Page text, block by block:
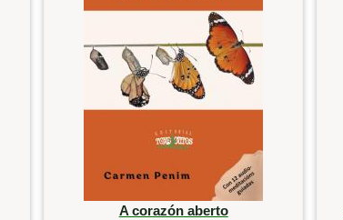
A corazón aberto